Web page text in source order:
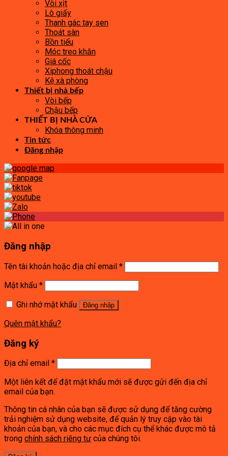
Vòi xịt
Lô giấy
Thanh gác tay sen
Thoát sàn
Bồn tiểu
Móc treo khăn
Giá cốc
Xiphong thoát chậu
Kệ xà phòng
Thiết bị nhà bếp
Vòi bếp
Chậu bếp
THIẾT BỊ NHÀ CỬA
Khóa thông minh
Tin tức
Đăng nhập
Đăng nhập
Tên tài khoản hoặc địa chỉ email *
Mật khẩu *
Ghi nhớ mật khẩu
Đăng nhập
Quên mật khẩu?
Đăng ký
Địa chỉ email *
Một liên kết để đặt mật khẩu mới sẽ được gửi đến địa chỉ
email của bạn.
Thông tin cá nhân của bạn sẽ được sử dụng để tăng cường
trải nghiệm sử dụng website, để quản lý truy cập vào tài
khoản của bạn, và cho các mục đích cụ thể khác được mô tả
trong chính sách riêng tư của chúng tôi.